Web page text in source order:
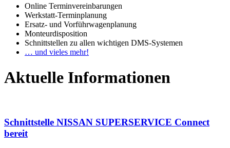
Online Terminvereinbarungen
Werkstatt-Terminplanung
Ersatz- und Vorführwagenplanung
Monteurdisposition
Schnittstellen zu allen wichtigen DMS-Systemen
… und vieles mehr!
Aktuelle Informationen
Schnittstelle NISSAN SUPERSERVICE Connect
bereit